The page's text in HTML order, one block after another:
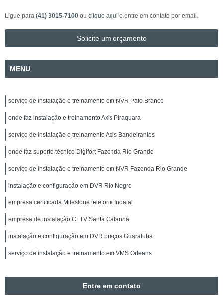
Ligue para (41) 3015-7100 ou clique aqui e entre em contato por email.
Solicite um orçamento
MENU
serviço de instalação e treinamento em NVR Pato Branco
onde faz instalação e treinamento Axis Piraquara
serviço de instalação e treinamento Axis Bandeirantes
onde faz suporte técnico Digifort Fazenda Rio Grande
serviço de instalação e treinamento em NVR Fazenda Rio Grande
instalação e configuração em DVR Rio Negro
empresa certificada Milestone telefone Indaial
empresa de instalação CFTV Santa Catarina
instalação e configuração em DVR preços Guaratuba
serviço de instalação e treinamento em VMS Orleans
Entre em contato